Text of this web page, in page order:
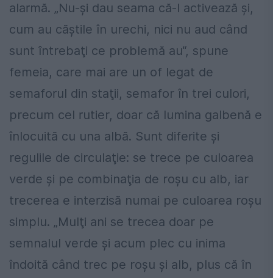
alarmă. „Nu-şi dau seama că-l activează şi,
cum au căştile în urechi, nici nu aud când
sunt întrebaţi ce problemă au“, spune
femeia, care mai are un of legat de
semaforul din staţii, semafor în trei culori,
precum cel rutier, doar că lumina galbenă e
înlocuită cu una albă. Sunt diferite şi
regulile de circulaţie: se trece pe culoarea
verde şi pe combinaţia de roşu cu alb, iar
trecerea e interzisă numai pe culoarea roşu
simplu. „Mulţi ani se trecea doar pe
semnalul verde şi acum plec cu inima
îndoită când trec pe roşu şi alb, plus că în